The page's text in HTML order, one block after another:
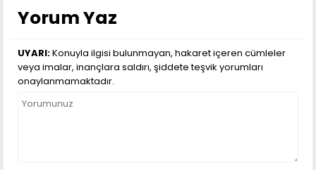
Yorum Yaz
UYARI:Konuyla ilgisi bulunmayan, hakaret içeren cümleler
veya imalar, inançlara saldırı, şiddete teşvik yorumları
onaylanmamaktadır.